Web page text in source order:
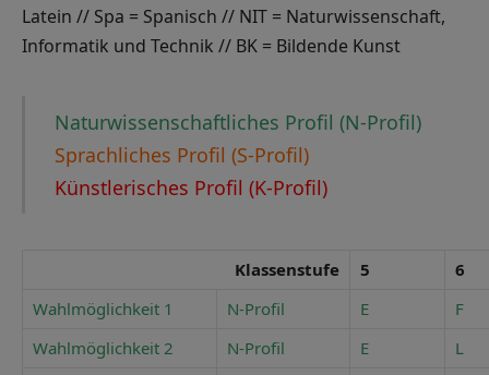
Latein // Spa = Spanisch // NIT = Naturwissenschaft,
Informatik und Technik // BK = Bildende Kunst
Naturwissenschaftliches Profil (N-Profil)
Sprachliches Profil (S-Profil)
Künstlerisches Profil (K-Profil)
Klassenstufe 5
6
Wahlmöglichkeit 1
N-Profil E
F
Wahlmöglichkeit 2
N-Profil E
L